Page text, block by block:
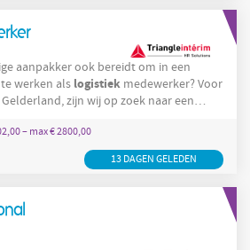
aanpakker ook bereidt om in een
werken als logistiek medewerker? Voor
Gelderland, zijn wij op zoek naar een
22:30 uur en zorg je ervoor dat alle
route volgen. Klinkt dit als iets voor
– max € 2800,00
13 DAGEN GELEDEN